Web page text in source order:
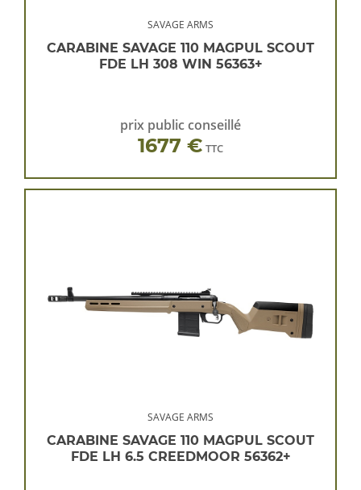
SAVAGE ARMS
CARABINE SAVAGE 110 MAGPUL SCOUT
FDE LH 308 WIN 56363+
prix public conseillé
1677 € TTC
SAVAGE ARMS
CARABINE SAVAGE 110 MAGPUL SCOUT
FDE LH 6.5 CREEDMOOR 56362+